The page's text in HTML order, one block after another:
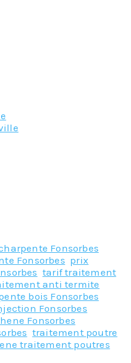
Fonsorbes
Fonsorbes prix
,tarif traitement
anti termite
bois Fonsorbes
Fonsorbes
Fonsorbes
traitement poutre
traitement poutres